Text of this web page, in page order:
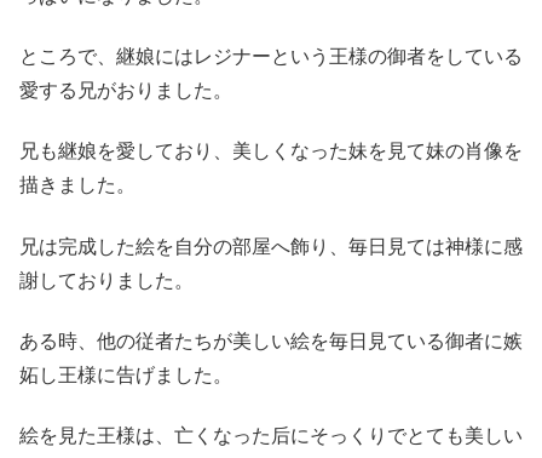
ところで、継娘にはレジナーという王様の御者をしている
愛する兄がおりました。
兄も継娘を愛しており、美しくなった妹を見て妹の肖像を
描きました。
兄は完成した絵を自分の部屋へ飾り、毎日見ては神様に感
謝しておりました。
ある時、他の従者たちが美しい絵を毎日見ている御者に嫉
妬し王様に告げました。
絵を見た王様は、亡くなった后にそっくりでとても美しい